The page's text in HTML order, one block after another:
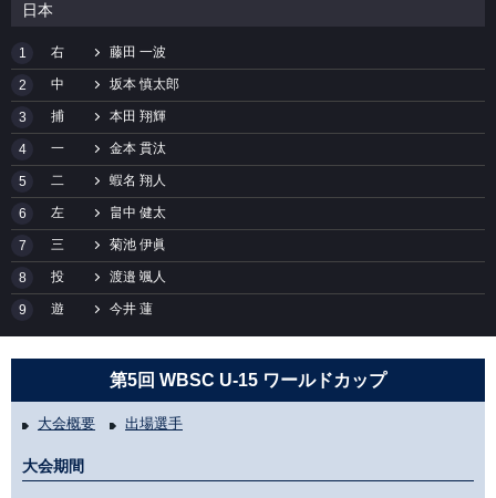
日本
1 右 藤田 一波
2 中 坂本 慎太郎
3 捕 本田 翔輝
4 一 金本 貫汰
5 二 蝦名 翔人
6 左 畠中 健太
7 三 菊池 伊眞
8 投 渡邉 颯人
9 遊 今井 蓮
第5回 WBSC U-15 ワールドカップ
大会概要 出場選手
大会期間